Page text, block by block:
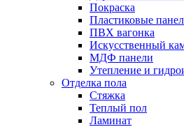
Покраска
Пластиковые
ПВХ вагонка
Искусственный
МДФ панели
Утепление и
Отделка пола
Стяжка
Теплый пол
Ламинат